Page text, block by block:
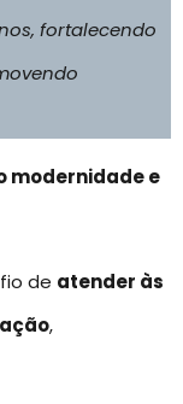
fortalecendo
modernidade e
de atender às
,